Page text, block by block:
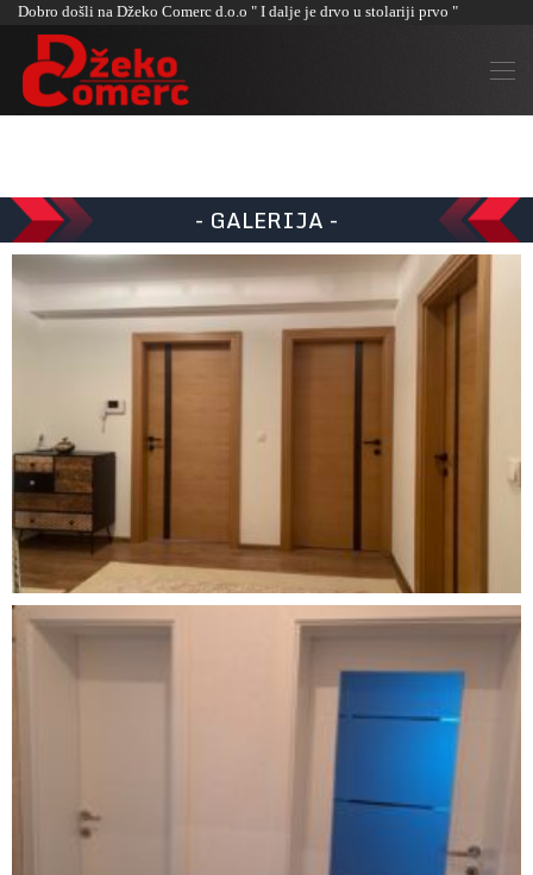
Dobro došli na Džeko Comerc d.o.o " I dalje je drvo u stolariji prvo "
- GALERIJA -